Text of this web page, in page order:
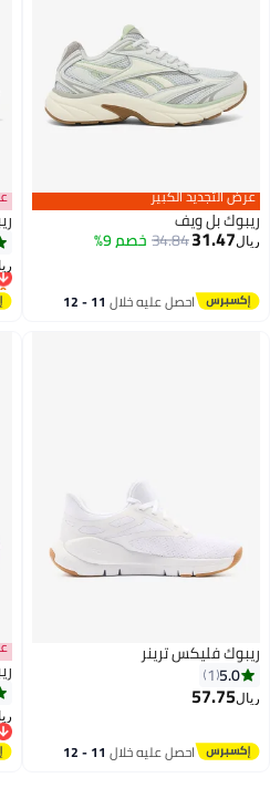
عرض التجديد الكبير
ريبوك بل ويف
ريال31.47
34.84خصم 9%
احصل عليه خلال 11 - 12
ريبوك فليكس ترينر
5.0
1
ريال57.75
احصل عليه خلال 11 - 12